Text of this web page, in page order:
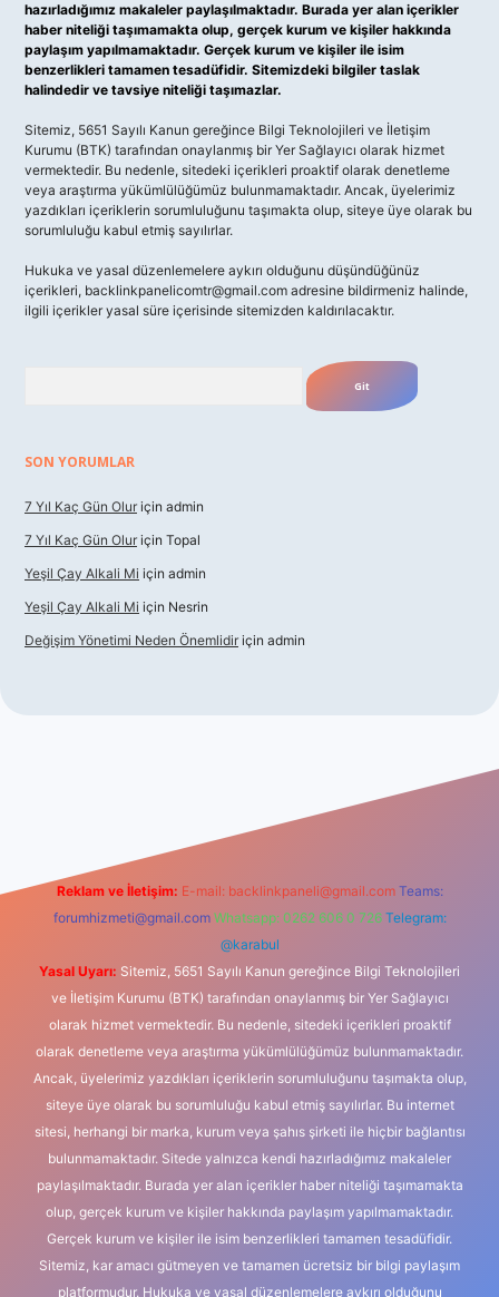
hazırladığımız makaleler paylaşılmaktadır. Burada yer alan içerikler
haber niteliği taşımamakta olup, gerçek kurum ve kişiler hakkında
paylaşım yapılmamaktadır. Gerçek kurum ve kişiler ile isim
benzerlikleri tamamen tesadüfidir. Sitemizdeki bilgiler taslak
halindedir ve tavsiye niteliği taşımazlar.
Sitemiz, 5651 Sayılı Kanun gereğince Bilgi Teknolojileri ve İletişim
Kurumu (BTK) tarafından onaylanmış bir Yer Sağlayıcı olarak hizmet
vermektedir. Bu nedenle, sitedeki içerikleri proaktif olarak denetleme
veya araştırma yükümlülüğümüz bulunmamaktadır. Ancak, üyelerimiz
yazdıkları içeriklerin sorumluluğunu taşımakta olup, siteye üye olarak bu
sorumluluğu kabul etmiş sayılırlar.
Hukuka ve yasal düzenlemelere aykırı olduğunu düşündüğünüz
içerikleri, backlinkpanelicomtr@gmail.com adresine bildirmeniz halinde,
ilgili içerikler yasal süre içerisinde sitemizden kaldırılacaktır.
SON YORUMLAR
7 Yıl Kaç Gün Olur için admin
7 Yıl Kaç Gün Olur için Topal
Yeşil Çay Alkali Mi için admin
Yeşil Çay Alkali Mi için Nesrin
Değişim Yönetimi Neden Önemlidir için admin
Reklam ve İletişim: E-mail: backlinkpaneli@gmail.com Teams:
forumhizmeti@gmail.com Whatsapp: 0262 606 0 726 Telegram:
@karabul
Yasal Uyarı: Sitemiz, 5651 Sayılı Kanun gereğince Bilgi Teknolojileri
ve İletişim Kurumu (BTK) tarafından onaylanmış bir Yer Sağlayıcı
olarak hizmet vermektedir. Bu nedenle, sitedeki içerikleri proaktif
olarak denetleme veya araştırma yükümlülüğümüz bulunmamaktadır.
Ancak, üyelerimiz yazdıkları içeriklerin sorumluluğunu taşımakta olup,
siteye üye olarak bu sorumluluğu kabul etmiş sayılırlar. Bu internet
sitesi, herhangi bir marka, kurum veya şahıs şirketi ile hiçbir bağlantısı
bulunmamaktadır. Sitede yalnızca kendi hazırladığımız makaleler
paylaşılmaktadır. Burada yer alan içerikler haber niteliği taşımamakta
olup, gerçek kurum ve kişiler hakkında paylaşım yapılmamaktadır.
Gerçek kurum ve kişiler ile isim benzerlikleri tamamen tesadüfidir.
Sitemiz, kar amacı gütmeyen ve tamamen ücretsiz bir bilgi paylaşım
platformudur. Hukuka ve yasal düzenlemelere aykırı olduğunu